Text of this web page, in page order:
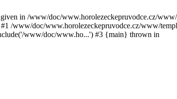
in /www/doc/www.horolezeckepruvodce.cz/
/www/doc/www.horolezeckepruvodce.cz/www/
www/doc/www.ho...') #3 {main} thrown in